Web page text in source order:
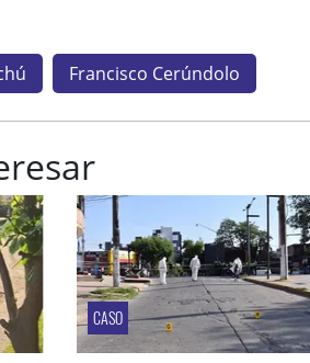
Francisco Cerúndolo
CASO